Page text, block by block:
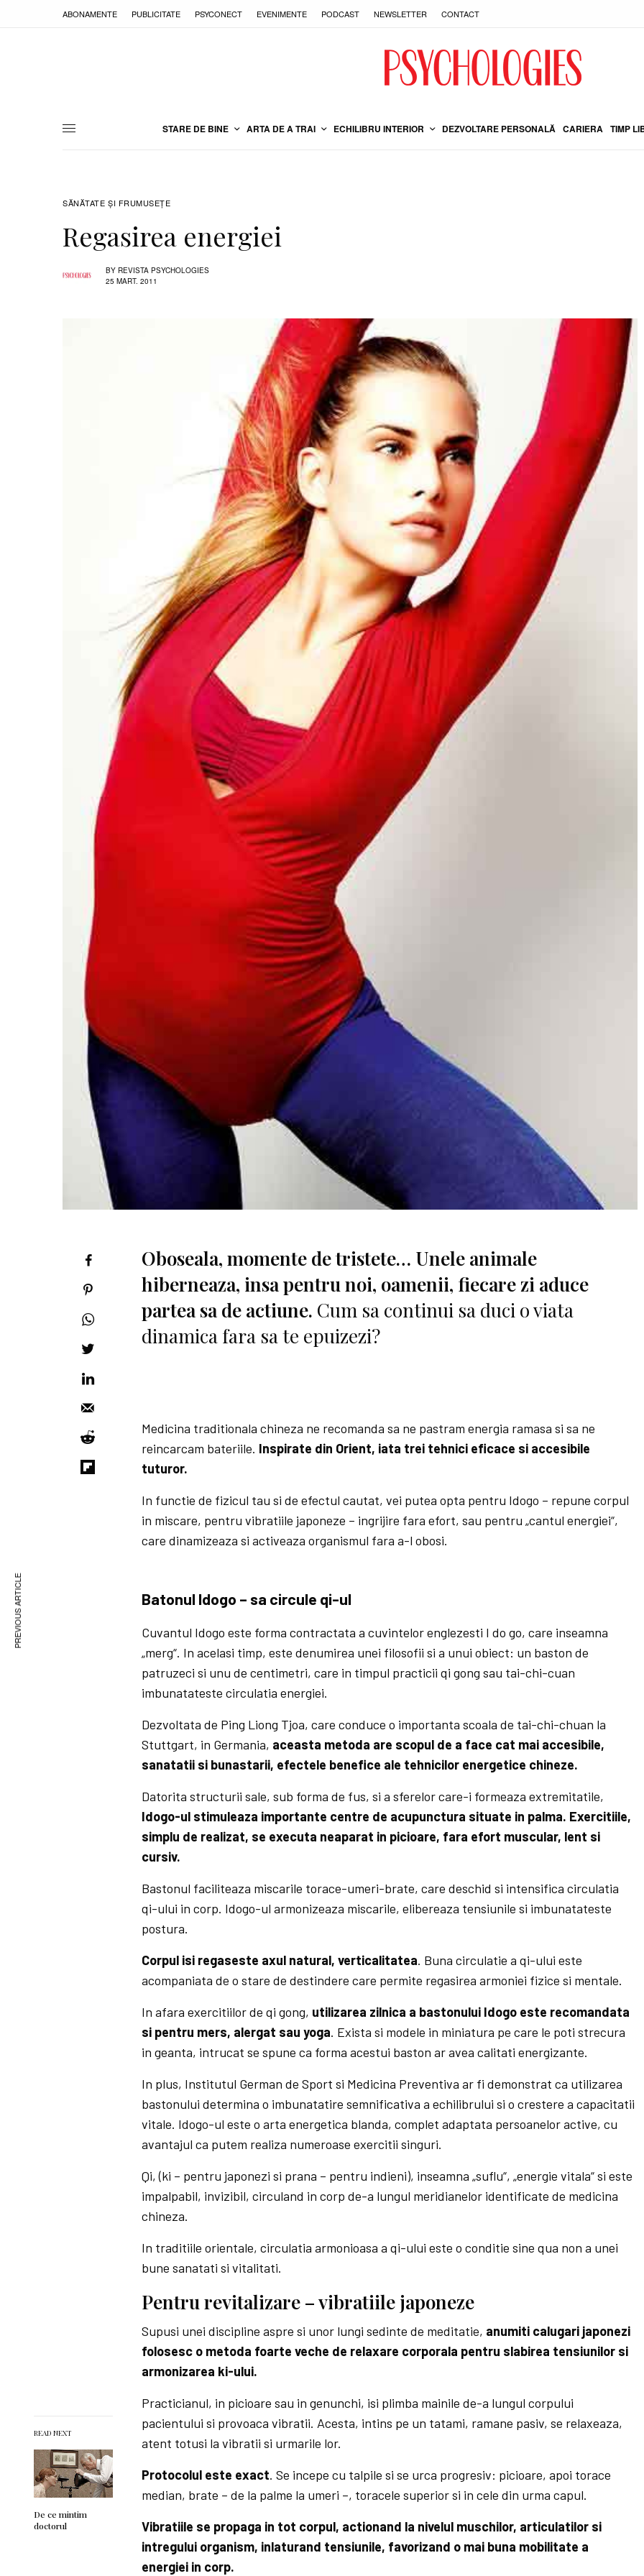
ABONAMENTE PUBLICITATE PSYCONECT EVENIMENTE PODCAST NEWSLETTER CONTACT
STARE DE BINE ARTA DE A TRAI ECHILIBRU INTERIOR DEZVOLTARE PERSONALĂ CARIERA TIMP
SĂNĂTATE ŞI FRUMUSEȚE
Regasirea energiei
BY REVISTA PSYCHOLOGIES
25 MART. 2011
READ NEXT
De ce mintim
doctorul
Oboseala, momente de tristete… Unele animale
hiberneaza, insa pentru noi, oamenii, fiecare zi aduce
partea sa de actiune. Cum sa continui sa duci o viata
dinamica fara sa te epuizezi?
Medicina traditionala chineza ne recomanda sa ne pastram energia ramasa si sa ne
reincarcam bateriile. Inspirate din Orient, iata trei tehnici eficace si accesibile
tuturor.
In functie de fizicul tau si de efectul cautat, vei putea opta pentru Idogo – repune corpul
in miscare, pentru vibratiile japoneze – ingrijire fara efort, sau pentru „cantul energiei“,
care dinamizeaza si activeaza organismul fara a-l obosi.
Batonul Idogo – sa circule qi-ul
Cuvantul Idogo este forma contractata a cuvintelor englezesti I do go, care inseamna
„merg“. In acelasi timp, este denumirea unei filosofii si a unui obiect: un baston de
patruzeci si unu de centimetri, care in timpul practicii qi gong sau tai-chi-cuan
imbunatateste circulatia energiei.
Dezvoltata de Ping Liong Tjoa, care conduce o importanta scoala de tai-chi-chuan la
Stuttgart, in Germania, aceasta metoda are scopul de a face cat mai accesibile,
sanatatii si bunastarii, efectele benefice ale tehnicilor energetice chineze.
Datorita structurii sale, sub forma de fus, si a sferelor care-i formeaza extremitatile,
Idogo-ul stimuleaza importante centre de acupunctura situate in palma. Exercitiile,
simplu de realizat, se executa neaparat in picioare, fara efort muscular, lent si
cursiv.
Bastonul faciliteaza miscarile torace-umeri-brate, care deschid si intensifica circulatia
qi-ului in corp. Idogo-ul armonizeaza miscarile, elibereaza tensiunile si imbunatateste
postura.
Corpul isi regaseste axul natural, verticalitatea. Buna circulatie a qi-ului este
acompaniata de o stare de destindere care permite regasirea armoniei fizice si mentale.
In afara exercitiilor de qi gong, utilizarea zilnica a bastonului Idogo este recomandata
si pentru mers, alergat sau yoga. Exista si modele in miniatura pe care le poti strecura
in geanta, intrucat se spune ca forma acestui baston ar avea calitati energizante.
In plus, Institutul German de Sport si Medicina Preventiva ar fi demonstrat ca utilizarea
bastonului determina o imbunatatire semnificativa a echilibrului si o crestere a capacitatii
vitale. Idogo-ul este o arta energetica blanda, complet adaptata persoanelor active, cu
avantajul ca putem realiza numeroase exercitii singuri.
Qi, (ki – pentru japonezi si prana – pentru indieni), inseamna „suflu“, „energie vitala“ si este
impalpabil, invizibil, circuland in corp de-a lungul meridianelor identificate de medicina
chineza.
In traditiile orientale, circulatia armonioasa a qi-ului este o conditie sine qua non a unei
bune sanatati si vitalitati.
Pentru revitalizare – vibratiile japoneze
Supusi unei discipline aspre si unor lungi sedinte de meditatie, anumiti calugari japonezi
folosesc o metoda foarte veche de relaxare corporala pentru slabirea tensiunilor si
armonizarea ki-ului.
Practicianul, in picioare sau in genunchi, isi plimba mainile de-a lungul corpului
pacientului si provoaca vibratii. Acesta, intins pe un tatami, ramane pasiv, se relaxeaza,
atent totusi la vibratii si urmarile lor.
Protocolul este exact. Se incepe cu talpile si se urca progresiv: picioare, apoi torace
median, brate – de la palme la umeri –, toracele superior si in cele din urma capul.
Vibratiile se propaga in tot corpul, actionand la nivelul muschilor, articulatilor si
intregului organism, inlaturand tensiunile, favorizand o mai buna mobilitate a
energiei in corp.
PREVIOUS ARTICLE